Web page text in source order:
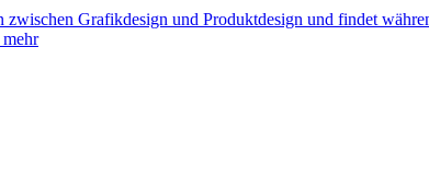
Grafikdesign und Produktdesign und findet
mehr